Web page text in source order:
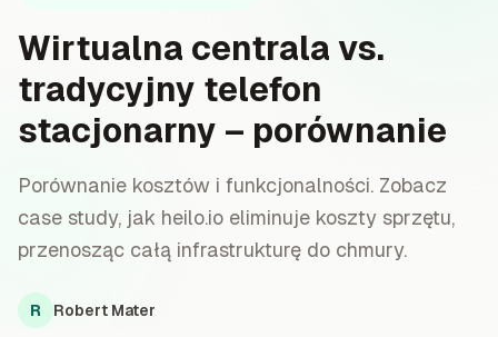
Wirtualna centrala vs.
tradycyjny telefon
stacjonarny – porównanie
Porównanie kosztów i funkcjonalności. Zobacz
case study, jak heilo.io eliminuje koszty sprzętu,
przenosząc całą infrastrukturę do chmury.
R Robert Mater